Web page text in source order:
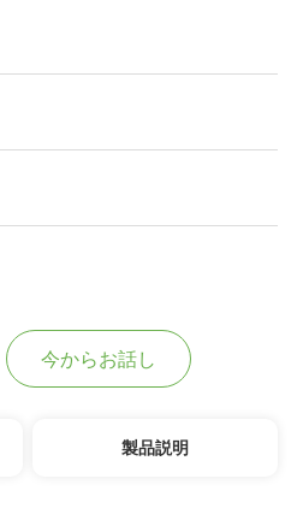
今からお話し
製品説明